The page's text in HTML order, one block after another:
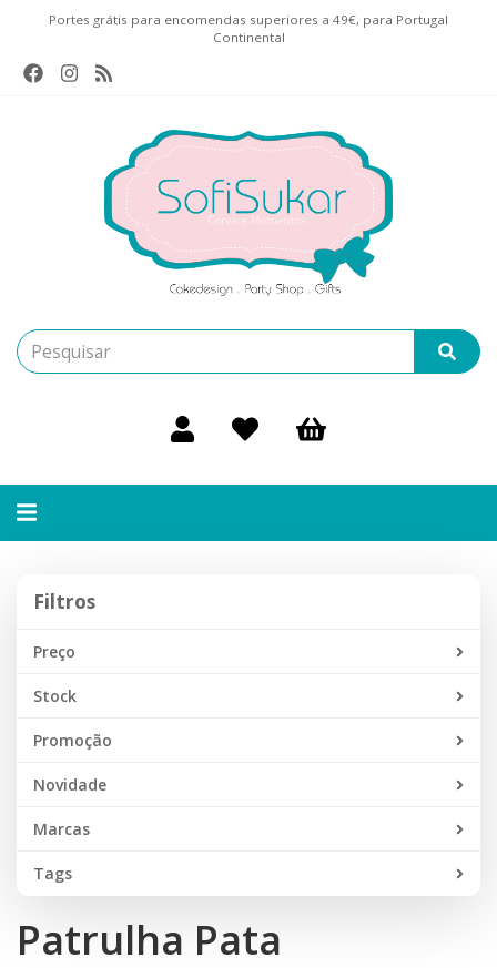
Portes grátis para encomendas superiores a 49€, para Portugal
Continental
Alternar
Filtros
Preço
Stock
Promoção
Novidade
Marcas
Tags
Patrulha Pata